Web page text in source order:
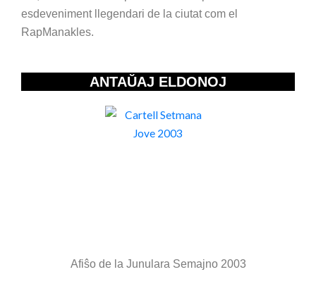
esdeveniment llegendari de la ciutat com el
RapManakles.
ANTAŬAJ ELDONOJ
Afiŝo de la Junulara Semajno 2003